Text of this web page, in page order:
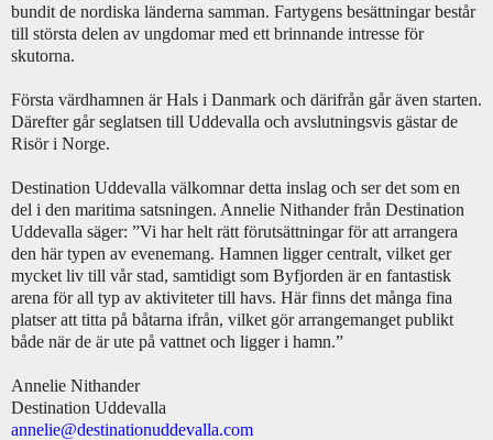
bundit de nordiska länderna samman. Fartygens besättningar består
till största delen av ungdomar med ett brinnande intresse för
skutorna.
Första värdhamnen är Hals i Danmark och därifrån går även starten.
Därefter går seglatsen till Uddevalla och avslutningsvis gästar de
Risör i Norge.
Destination Uddevalla välkomnar detta inslag och ser det som en
del i den maritima satsningen. Annelie Nithander från Destination
Uddevalla säger: ”Vi har helt rätt förutsättningar för att arrangera
den här typen av evenemang. Hamnen ligger centralt, vilket ger
mycket liv till vår stad, samtidigt som Byfjorden är en fantastisk
arena för all typ av aktiviteter till havs. Här finns det många fina
platser att titta på båtarna ifrån, vilket gör arrangemanget publikt
både när de är ute på vattnet och ligger i hamn.”
Annelie Nithander
Destination Uddevalla
annelie@destinationuddevalla.com